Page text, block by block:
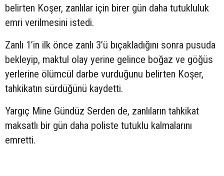
belirten Koşer, zanlılar için birer gün daha tutukluluk
emri verilmesini istedi.
Zanlı 1’in ilk önce zanlı 3’ü bıçakladığını sonra pusuda
bekleyip, maktul olay yerine gelince boğaz ve göğüs
yerlerine ölümcül darbe vurduğunu belirten Koşer,
tahkikatın sürdüğünü kaydetti.
Yargıç Mine Gündüz Serden de, zanlıların tahkikat
maksatlı bir gün daha poliste tutuklu kalmalarını
emretti.